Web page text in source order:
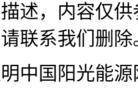
述，内容仅
联系我们删除
中国阳光能